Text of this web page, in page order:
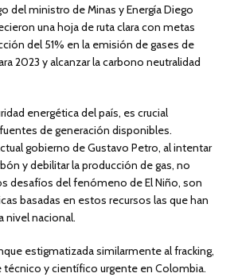
del ministro de Minas y Energía Diego
una hoja de ruta clara con metas
del 51% en la emisión de gases de
2023 y alcanzar la carbono neutralidad
energética del país, es crucial
de generación disponibles.
gobierno de Gustavo Petro, al intentar
y debilitar la producción de gas, no
desafíos del fenómeno de El Niño, son
basadas en estos recursos las que han
nivel nacional.
estigmatizada similarmente al fracking,
técnico y científico urgente en Colombia.